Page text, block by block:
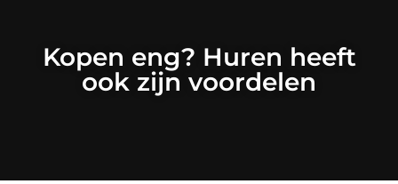
Kopen eng? Huren heeft
ook zijn voordelen